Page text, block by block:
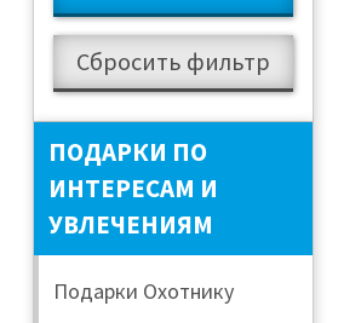
ПОДАРКИ ПО
ИНТЕРЕСАМ И
УВЛЕЧЕНИЯМ
Подарки Охотнику